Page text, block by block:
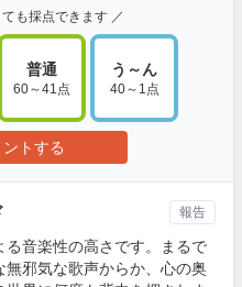
も採点できます ／
普通
60～41点
う～ん
40～1点
トする
音楽性の高さです。まるで
邪気な歌声からか、心の奥
報告